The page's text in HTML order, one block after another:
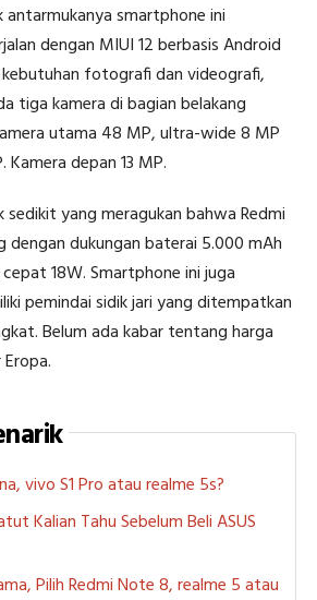
smartphone ini
dengan MIUI 12 berbasis Android
kebutuhan fotografi dan videografi,
tiga kamera di bagian belakang
utama 48 MP, ultra-wide 8 MP
depan 13 MP.
yang meragukan bahwa Redmi
dengan dukungan baterai 5.000 mAh
18W. Smartphone ini juga
pemindai sidik jari yang ditempatkan
Belum ada kabar tentang harga
vivo S1 Pro atau realme 5s?
Kalian Tahu Sebelum Beli ASUS
Pilih Redmi Note 8, realme 5 atau